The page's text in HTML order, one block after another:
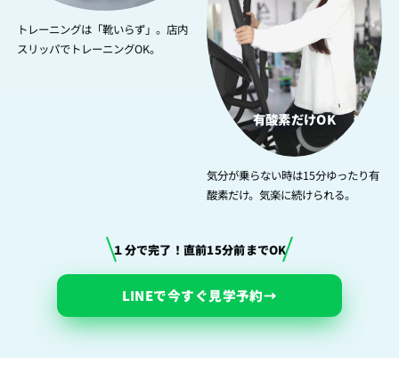
トレーニングは「靴いらず」。店内
スリッパでトレーニングOK。
有酸素だけOK
気分が乗らない時は15分ゆったり有
酸素だけ。気楽に続けられる。
１分で完了！直前15分前までOK
LINEで今すぐ見学予約→